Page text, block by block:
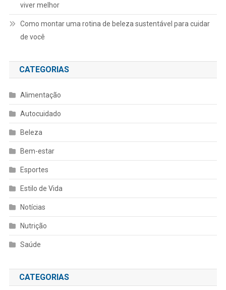
viver melhor
Como montar uma rotina de beleza sustentável para cuidar
de você
CATEGORIAS
Alimentação
Autocuidado
Beleza
Bem-estar
Esportes
Estilo de Vida
Notícias
Nutrição
Saúde
CATEGORIAS